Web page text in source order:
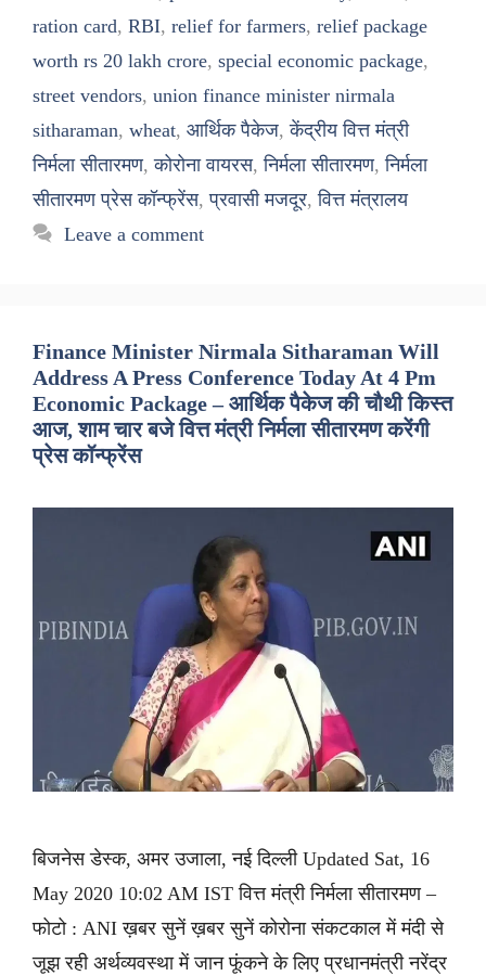
ration card, RBI, relief for farmers, relief package
worth rs 20 lakh crore, special economic package,
street vendors, union finance minister nirmala
sitharaman, wheat, आर्थिक पैकेज,केंद्रीय वित्त मंत्री
निर्मला सीतारमण,कोरोना वायरस,निर्मला सीतारमण,निर्मला
सीतारमण प्रेस कॉन्फ्रेंस,प्रवासी मजदूर,वित्त मंत्रालय
Leave a comment
Finance Minister Nirmala Sitharaman Will
Address A Press Conference Today At 4 Pm
Economic Package – आर्थिक पैकेज की चौथी किस्त
आज, शाम चार बजे वित्त मंत्री निर्मला सीतारमण करेंगी
प्रेस कॉन्फ्रेंस
बिजनेस डेस्क, अमर उजाला, नई दिल्ली Updated Sat, 16
May 2020 10:02 AM IST वित्त मंत्री निर्मला सीतारमण –
फोटो : ANI ख़बर सुनें ख़बर सुनें कोरोना संकटकाल में मंदी से
जूझ रही अर्थव्यवस्था में जान फूंकने के लिए प्रधानमंत्री नरेंद्र